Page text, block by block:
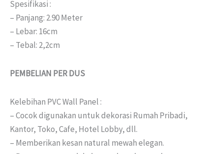
Spesifikasi :
– Panjang: 2.90 Meter
– Lebar: 16cm
– Tebal: 2,2cm
PEMBELIAN PER DUS
Kelebihan PVC Wall Panel :
– Cocok digunakan untuk dekorasi Rumah Pribadi,
Kantor, Toko, Cafe, Hotel Lobby, dll.
– Memberikan kesan natural mewah elegan.